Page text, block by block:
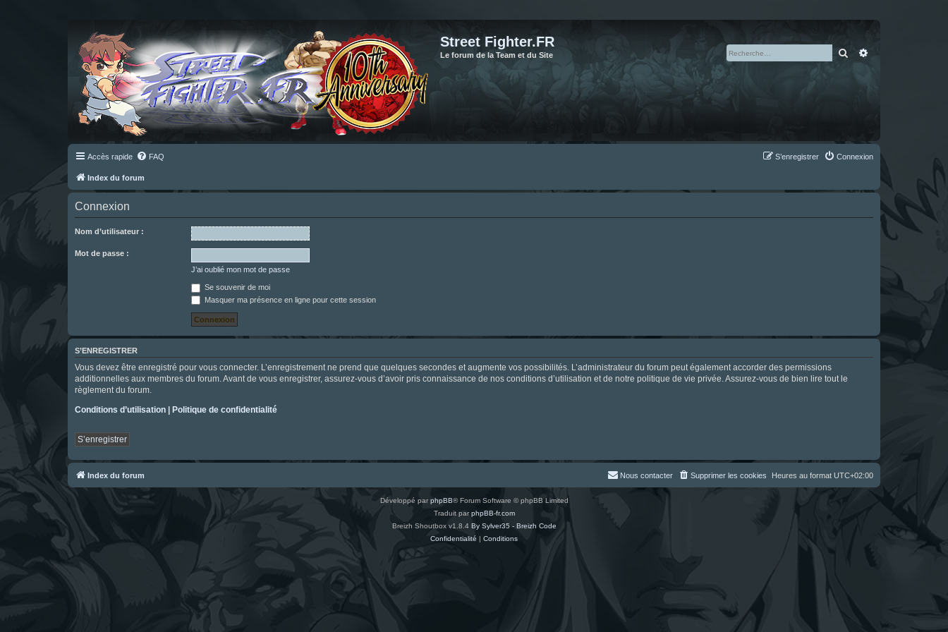
Street Fighter.FR
Le forum de la Team et du Site Rechercher
Accès rapide FAQ Connexion
S’enregistrer
Index du forum
Connexion
Nom d’utilisateur :
Mot de passe :
J’ai oublié mon mot de passe
Se souvenir de moi
Masquer ma présence en ligne pour cette session
S’ENREGISTRER
Vous devez être enregistré pour vous connecter. L’enregistrement ne prend que quelques secondes et augmente vos possibilités. L’administrateur du forum peut également accorder des permissions
additionnelles aux membres du forum. Avant de vous enregistrer, assurez-vous d’avoir pris connaissance de nos conditions d’utilisation et de notre politique de vie privée. Assurez-vous de bien lire tout le
règlement du forum.
Conditions d’utilisation | Politique de confidentialité
S’enregistrer
Index du forum Heures au format UTC+02:00
Supprimer les cookies
Nous contacter
Développé par phpBB® Forum Software © phpBB Limited
Traduit parphpBB-fr.com
Breizh Shoutbox v1.8.4 By Sylver35 - Breizh Code
Confidentialité | Conditions